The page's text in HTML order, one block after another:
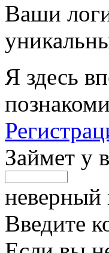
Ваши
Я здесь
Займет у
неверный
Введите